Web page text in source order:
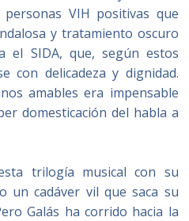
VIH positivas que
y tratamiento oscuro
el SIDA, que, según estos
con delicadeza y dignidad.
amables era impensable
domesticación del habla a
trilogía musical con su
un cadáver vil que saca su
Galás ha corrido hacia la